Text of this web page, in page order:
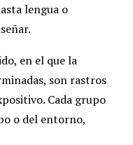
lengua o
en el que la
son rastros
Cada grupo
o del entorno,